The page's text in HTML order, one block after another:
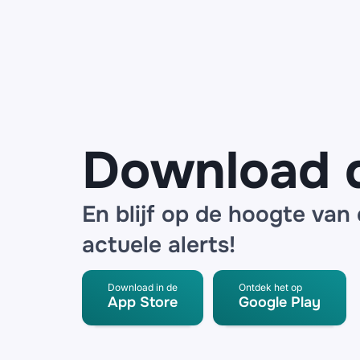
Download
En blijf op de hoogte van
actuele alerts!
Download in de
App Store
Ontdek het op
Google Play